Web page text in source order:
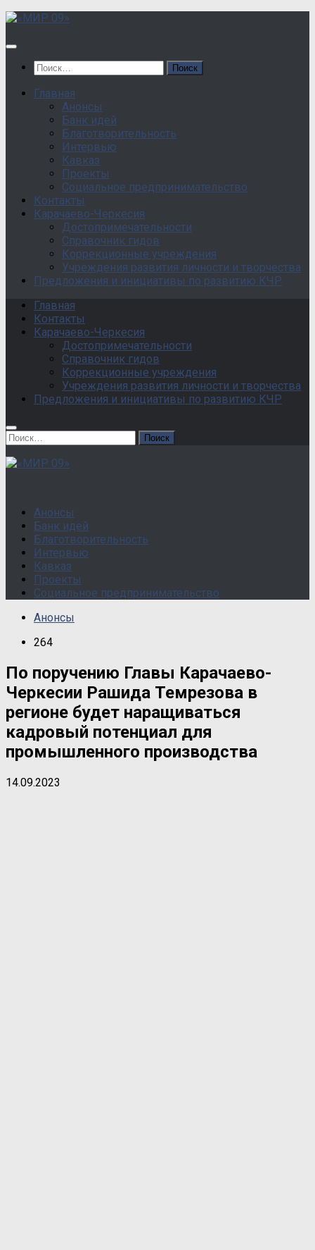
Перейти
содержанию
Найти:
Главная
Анонсы
Банк идей
Благотворительность
Интервью
Кавказ
Проекты
Социальное предпринимательство
Контакты
Карачаево-Черкесия
Достопримечательности
Справочник гидов
Коррекционные учреждения
Учреждения развития личности и творчества
Предложения и инициативы по развитию КЧР
Главная
Контакты
Карачаево-Черкесия
Достопримечательности
Справочник гидов
Коррекционные учреждения
Учреждения развития личности и творчества
Предложения и инициативы по развитию КЧР
Найти:
Анонсы
Банк идей
Благотворительность
Интервью
Кавказ
Проекты
Социальное предпринимательство
Анонсы
264
По поручению Главы Карачаево-
Черкесии Рашида Темрезова в
регионе будет наращиваться
кадровый потенциал для
промышленного производства
14.09.2023